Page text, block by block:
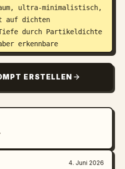
ultra-minimalistisch,
auf dichten
durch Partikeldichte
erkennbare
Texturen,
Ästhetik, klare
Rendering-Effekt,
KI-Kunststil,
kleine, dünne
minimal auf der linken
ERSTELLEN
4. Juni 2026